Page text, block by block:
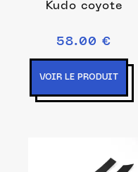
Kudo coyote
58.00 €
VOIR LE PRODUIT